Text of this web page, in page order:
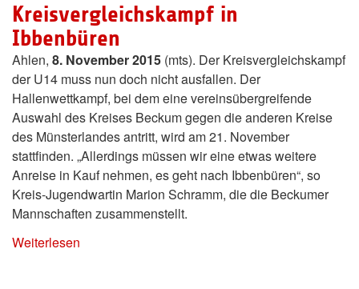
Kreisvergleichskampf in
Ibbenbüren
Ahlen, 8. November 2015 (mts). Der Kreisvergleichskampf
der U14 muss nun doch nicht ausfallen. Der
Hallenwettkampf, bei dem eine vereinsübergreifende
Auswahl des Kreises Beckum gegen die anderen Kreise
des Münsterlandes antritt, wird am 21. November
stattfinden. „Allerdings müssen wir eine etwas weitere
Anreise in Kauf nehmen, es geht nach Ibbenbüren“, so
Kreis-Jugendwartin Marion Schramm, die die Beckumer
Mannschaften zusammenstellt.
Weiterlesen